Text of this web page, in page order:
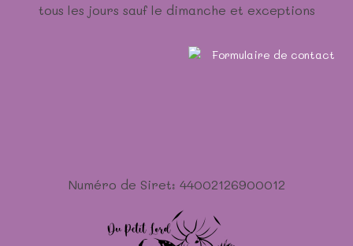
tous les jours sauf le dimanche et exceptions
Numéro de Siret: 44002126900012